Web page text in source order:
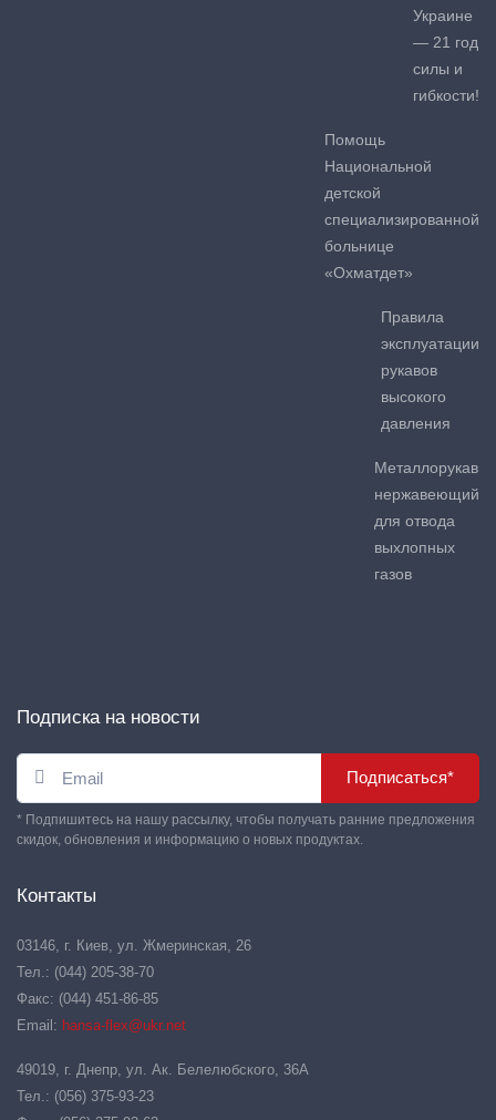
Украине
— 21 год
силы и
гибкости!
Помощь
Национальной
детской
специализированной
больнице
«Охматдет»
Правила
эксплуатации
рукавов
высокого
давления
Металлорукав
нержавеющий
для отвода
выхлопных
газов
Подписка на новости
Подписаться*
* Подпишитесь на нашу рассылку, чтобы получать ранние предложения
скидок, обновления и информацию о новых продуктах.
Контакты
03146, г. Киев, ул. Жмеринская, 26
Тел.: (044) 205-38-70
Факс: (044) 451-86-85
Email: hansa-flex@ukr.net
49019, г. Днепр, ул. Ак. Белелюбского, 36А
Тел.: (056) 375-93-23